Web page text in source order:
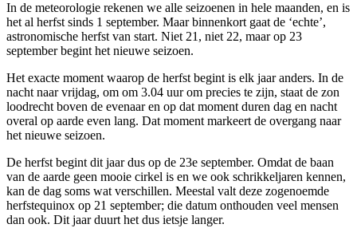
In de meteorologie rekenen we alle seizoenen in hele maanden, en is
het al herfst sinds 1 september. Maar binnenkort gaat de ‘echte’,
astronomische herfst van start. Niet 21, niet 22, maar op 23
september begint het nieuwe seizoen.
Het exacte moment waarop de herfst begint is elk jaar anders. In de
nacht naar vrijdag, om om 3.04 uur om precies te zijn, staat de zon
loodrecht boven de evenaar en op dat moment duren dag en nacht
overal op aarde even lang. Dat moment markeert de overgang naar
het nieuwe seizoen.
De herfst begint dit jaar dus op de 23e september. Omdat de baan
van de aarde geen mooie cirkel is en we ook schrikkeljaren kennen,
kan de dag soms wat verschillen. Meestal valt deze zogenoemde
herfstequinox op 21 september; die datum onthouden veel mensen
dan ook. Dit jaar duurt het dus ietsje langer.